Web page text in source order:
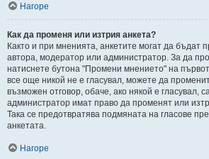
Нагоре
Как да променя или изтрия анкета?
Както и при мненията, анкетите могат да бъдат
автора, модератор или администратор. За да
натиснете бутона "Промени мнението" на
все още никой не е гласувал, можете да
възможен отговор, обаче, ако някой е гласувал,
администратор имат право да променят или
Така се предотвратява подмяната на гласове
анкетата.
Нагоре